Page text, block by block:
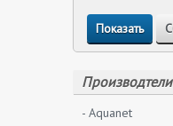
Производтели
- Aquanet